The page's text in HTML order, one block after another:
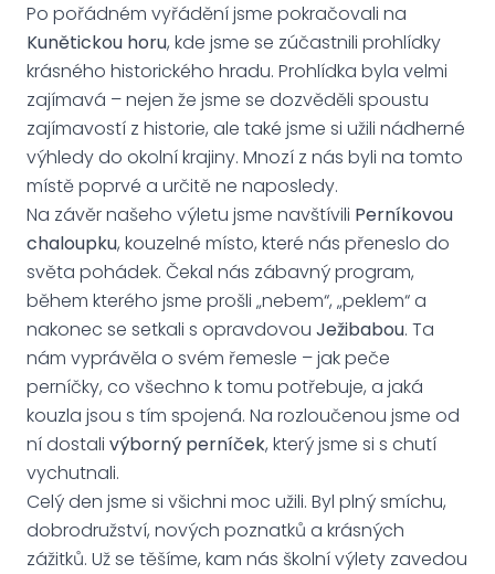
Po pořádném vyřádění jsme pokračovali na
Kunětickou horu, kde jsme se zúčastnili prohlídky
krásného historického hradu. Prohlídka byla velmi
zajímavá – nejen že jsme se dozvěděli spoustu
zajímavostí z historie, ale také jsme si užili nádherné
výhledy do okolní krajiny. Mnozí z nás byli na tomto
místě poprvé a určitě ne naposledy.
Na závěr našeho výletu jsme navštívili Perníkovou
chaloupku, kouzelné místo, které nás přeneslo do
světa pohádek. Čekal nás zábavný program,
během kterého jsme prošli „nebem“, „peklem“ a
nakonec se setkali s opravdovou Ježibabou. Ta
nám vyprávěla o svém řemesle – jak peče
perníčky, co všechno k tomu potřebuje, a jaká
kouzla jsou s tím spojená. Na rozloučenou jsme od
ní dostali výborný perníček, který jsme si s chutí
vychutnali.
Celý den jsme si všichni moc užili. Byl plný smíchu,
dobrodružství, nových poznatků a krásných
zážitků. Už se těšíme, kam nás školní výlety zavedou